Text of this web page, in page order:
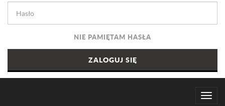
NIE PAMIĘTAM HASŁA